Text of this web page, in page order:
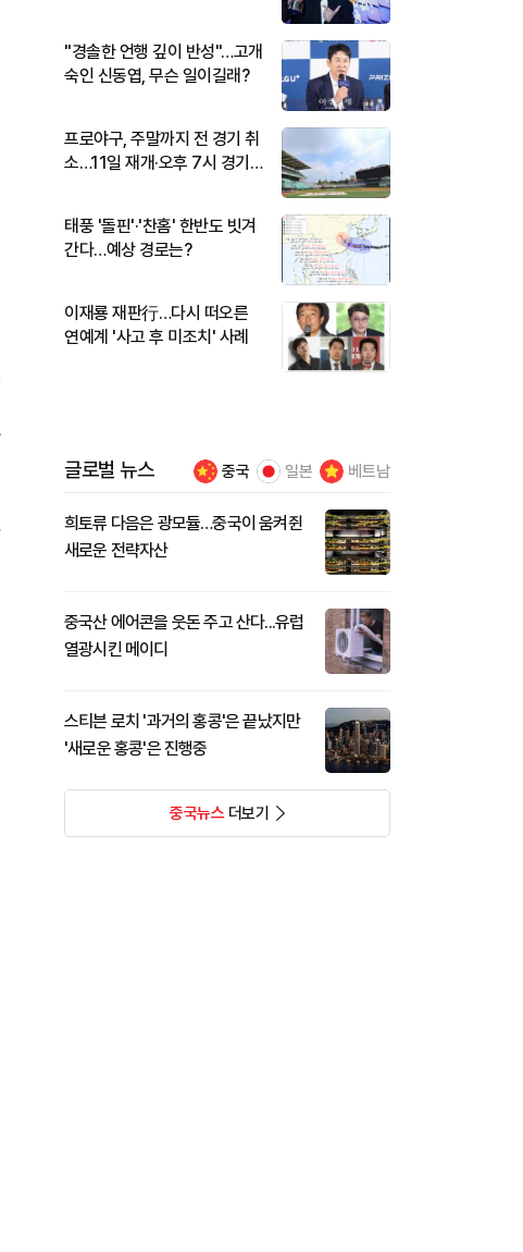
"경솔한 언행 깊이 반성"…고개
숙인 신동엽, 무슨 일이길래?
프로야구, 주말까지 전 경기 취
소…11일 재개·오후 7시 경기
태풍 '돌핀'·'찬홈' 한반도 빗겨
간다…예상 경로는?
이재룡 재판行…다시 떠오른
연예계 '사고 후 미조치' 사례
글로벌 뉴스 중국 일본 베트남
희토류 다음은 광모듈…중국이 움켜쥔
새로운 전략자산
중국산 에어콘을 웃돈 주고 산다...유럽
열광시킨 메이디
스티븐 로치 '과거의 홍콩'은 끝났지만
'새로운 홍콩'은 진행중
중국뉴스더보기